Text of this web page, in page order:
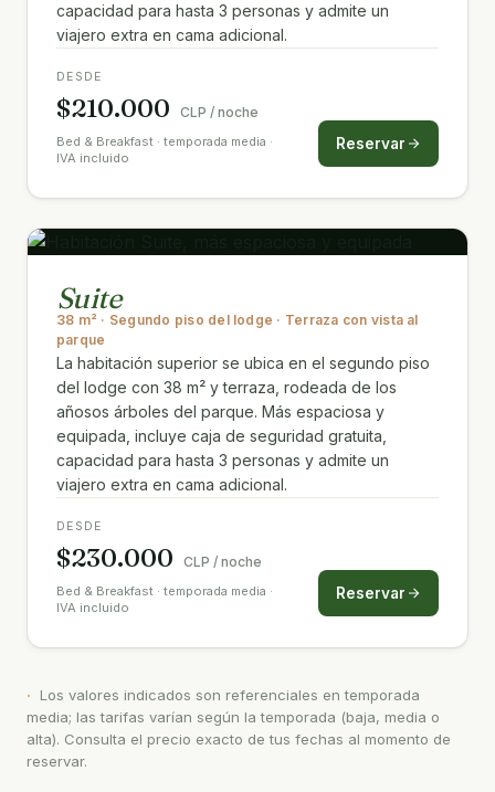
capacidad para hasta 3 personas y admite un
viajero extra en cama adicional.
DESDE
$210.000 CLP / noche
Bed & Breakfast · temporada media ·
IVA incluido
Reservar
Suite
38 m² · Segundo piso del lodge · Terraza con vista al
parque
La habitación superior se ubica en el segundo piso
del lodge con 38 m² y terraza, rodeada de los
añosos árboles del parque. Más espaciosa y
equipada, incluye caja de seguridad gratuita,
capacidad para hasta 3 personas y admite un
viajero extra en cama adicional.
DESDE
$230.000 CLP / noche
Bed & Breakfast · temporada media ·
IVA incluido
Reservar
Los valores indicados son referenciales en temporada
media; las tarifas varían según la temporada (baja, media o
alta). Consulta el precio exacto de tus fechas al momento de
reservar.